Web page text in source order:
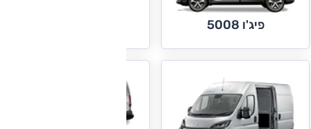
פיג'ו 5008